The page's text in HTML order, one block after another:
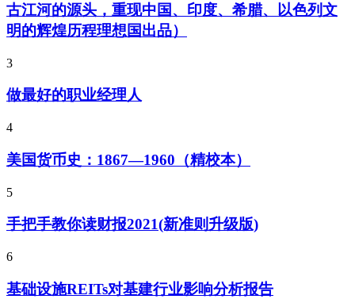
古江河的源头，重现中国、印度、希腊、以色列文
明的辉煌历程理想国出品）
3
做最好的职业经理人
4
美国货币史：1867—1960（精校本）
5
手把手教你读财报2021(新准则升级版)
6
基础设施REITs对基建行业影响分析报告